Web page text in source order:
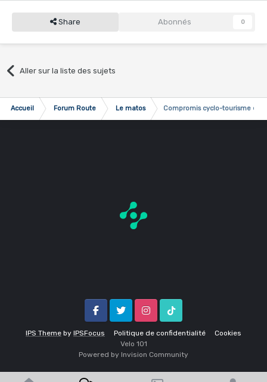
Share Abonnés 0
Aller sur la liste des sujets
Accueil Forum Route Le matos Compromis cyclo-tourisme et
IPS Theme by IPSFocus Politique de confidentialité Cookies
FacebookTwitter InstagramTik Tok
Velo 1O1
Powered by Invision Community